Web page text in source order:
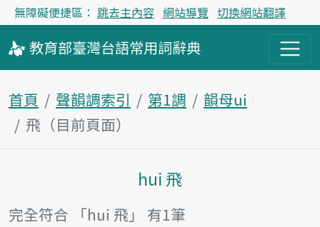
無障礙便捷區： 跳去主內容 網站導覽 切換網站翻譯
教育部臺灣台語常用詞辭典
首頁 聲韻調索引 第1調
韻母ui
飛（目前頁面）
主內容區塊
hui 飛
完全符合 「hui 飛」 有1筆